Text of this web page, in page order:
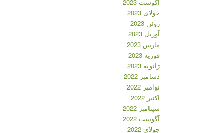
جولای 2023
ژوئن 2023
آوریل 2023
مارس 2023
فوریه 2023
ژانویه 2023
دسامبر 2022
نوامبر 2022
اکتبر 2022
سپتامبر 2022
آگوست 2022
جولای 2022